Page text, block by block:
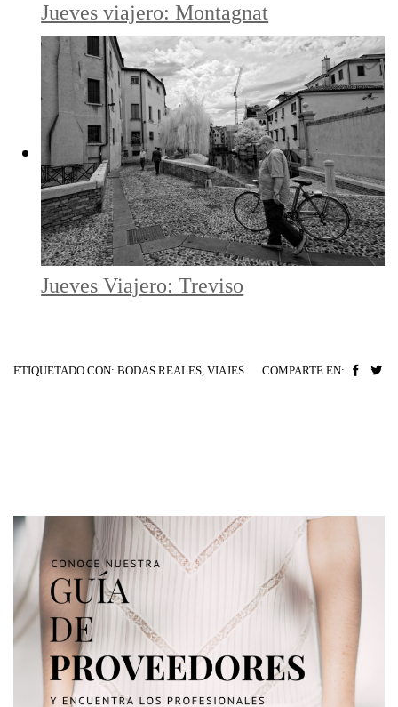
Jueves viajero: Montagnat
Jueves Viajero: Treviso
ETIQUETADO CON: BODAS REALES VIAJES COMPARTE EN: